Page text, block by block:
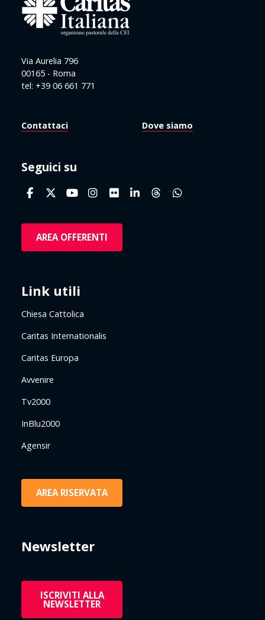
Via Aurelia 796
00165 - Roma
tel: +39 06 661 771
Contattaci Dove siamo
Seguici su
AREA OFFERENTI
Link utili
Chiesa Cattolica
Caritas Internationalis
Caritas Europa
Avvenire
Tv2000
InBlu2000
Agensir
AREA RISERVATA
Newsletter
ISCRIVITI ALLA
NEWSLETTER